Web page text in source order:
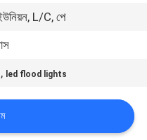
L/C, পে
, led flood lights